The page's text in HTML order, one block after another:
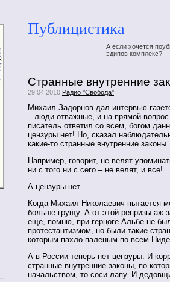
Публицистика
А если хочется
эдипов комплекс?
Странные внутренние
29.04.2010 Радио "Свобода"
Михаил Задорнов дал интервью
– люди отважные, и на прямой вопрос
писатель ответил со всем, богом
цензуры нет! Но, сказал
какие-то странные внутренние
Например, говорит, не велят
ни с того ни с сего – не велят, и все!
А цензуры нет.
Когда Михаил Николаевич пытается
больше грущу. А от этой репризы аж
еще, помню, при герцоге Альбе не
протестантизмом, но были такие
которым пахло паленым по всем
А в России теперь нет цензуры. И
странные внутренние законы, по
начальством, то соси лапу. И